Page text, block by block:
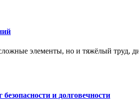
элементы, но и тяжёлый труд,
и долговечности